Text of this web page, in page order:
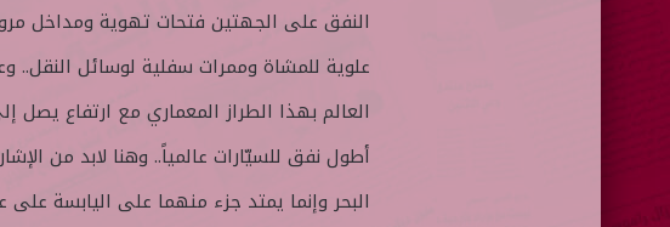
النفق على الجهتين فتحات تهوية ومداخل
علوية للمشاة وممرات سفلية لوسائل
أطول نفق للسيّارات عالمياً.. وهنا لابد من
البحر وإنما يمتد جزء منهما على اليابسة